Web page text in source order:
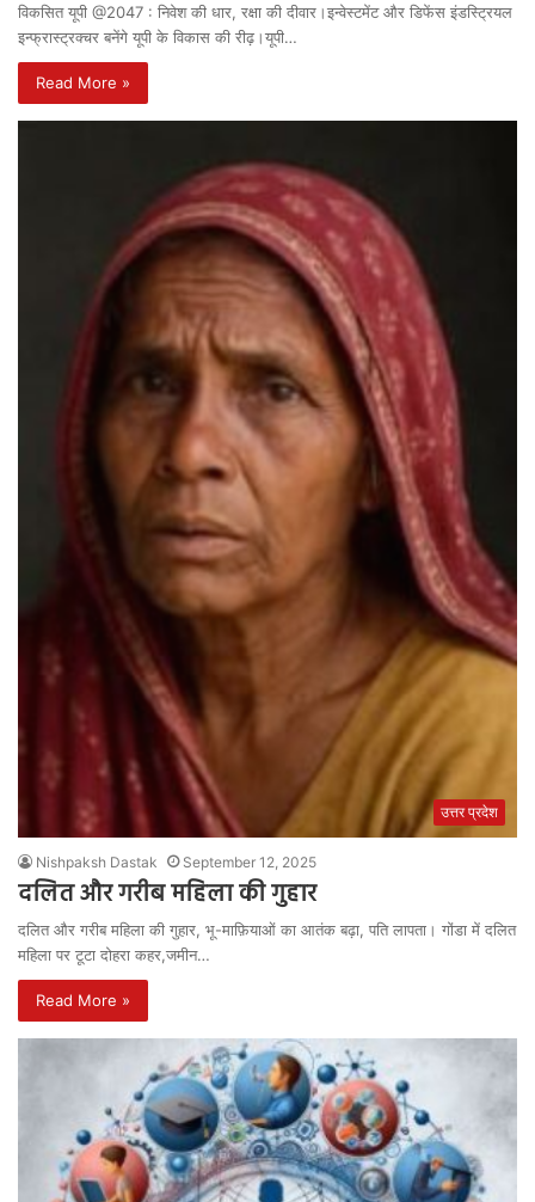
विकसित यूपी @2047 : निवेश की धार, रक्षा की दीवार।इन्वेस्टमेंट और डिफेंस इंडस्ट्रियल
इन्फ्रास्ट्रक्चर बनेंगे यूपी के विकास की रीढ़।यूपी…
Read More »
उत्तर प्रदेश
Nishpaksh Dastak September 12, 2025
दलित और गरीब महिला की गुहार
दलित और गरीब महिला की गुहार, भू-माफ़ियाओं का आतंक बढ़ा, पति लापता। गोंडा में दलित
महिला पर टूटा दोहरा कहर,जमीन…
Read More »